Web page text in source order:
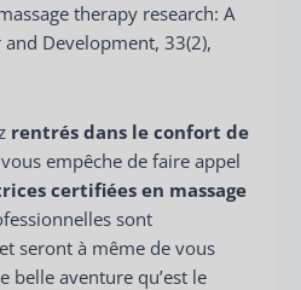
therapy research: A
Development, 33(2),
rentrés dans le confort de
empêche de faire appel
certifiées en massage
sont
seront à même de vous
belle aventure qu’est le